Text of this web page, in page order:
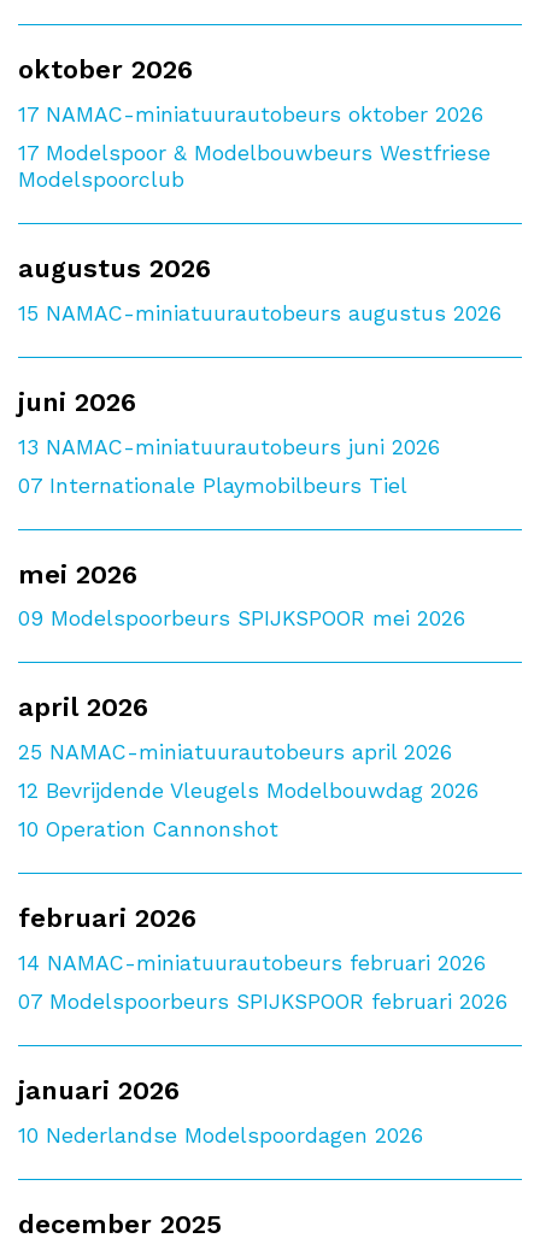
oktober 2026
17 NAMAC-miniatuurautobeurs oktober 2026
17 Modelspoor & Modelbouwbeurs Westfriese
Modelspoorclub
augustus 2026
15 NAMAC-miniatuurautobeurs augustus 2026
juni 2026
13 NAMAC-miniatuurautobeurs juni 2026
07 Internationale Playmobilbeurs Tiel
mei 2026
09 Modelspoorbeurs SPIJKSPOOR mei 2026
april 2026
25 NAMAC-miniatuurautobeurs april 2026
12 Bevrijdende Vleugels Modelbouwdag 2026
10 Operation Cannonshot
februari 2026
14 NAMAC-miniatuurautobeurs februari 2026
07 Modelspoorbeurs SPIJKSPOOR februari 2026
januari 2026
10 Nederlandse Modelspoordagen 2026
december 2025